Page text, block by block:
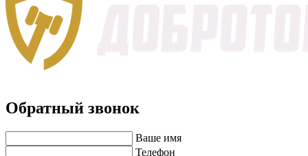
Обратный звонок
Ваше имя
Телефон